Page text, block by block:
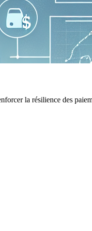
la résilience des